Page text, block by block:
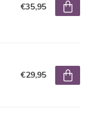
€35,95
€29,95